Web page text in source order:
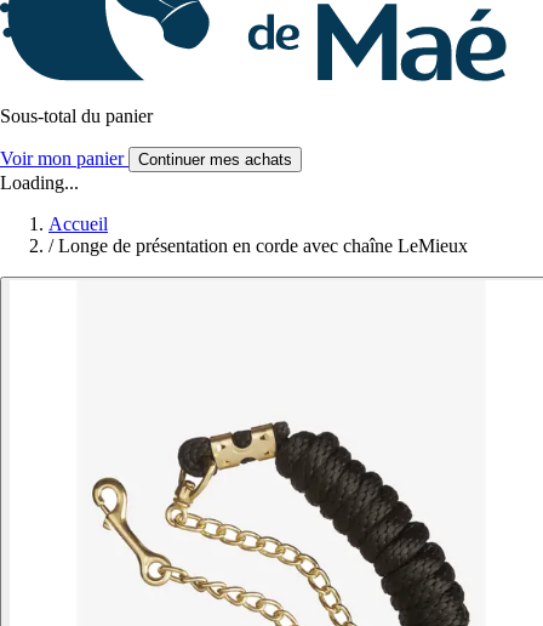
Sous-total du panier
Voir mon panier Continuer mes achats
Loading...
Accueil
/ Longe de présentation en corde avec chaîne LeMieux